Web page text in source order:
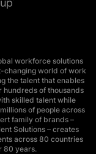
workforce solutions
changing world of work
the talent that enables
hundreds of thousands
skilled talent while
of people across
family of brands –
Solutions – creates
across 80 countries
80 years.